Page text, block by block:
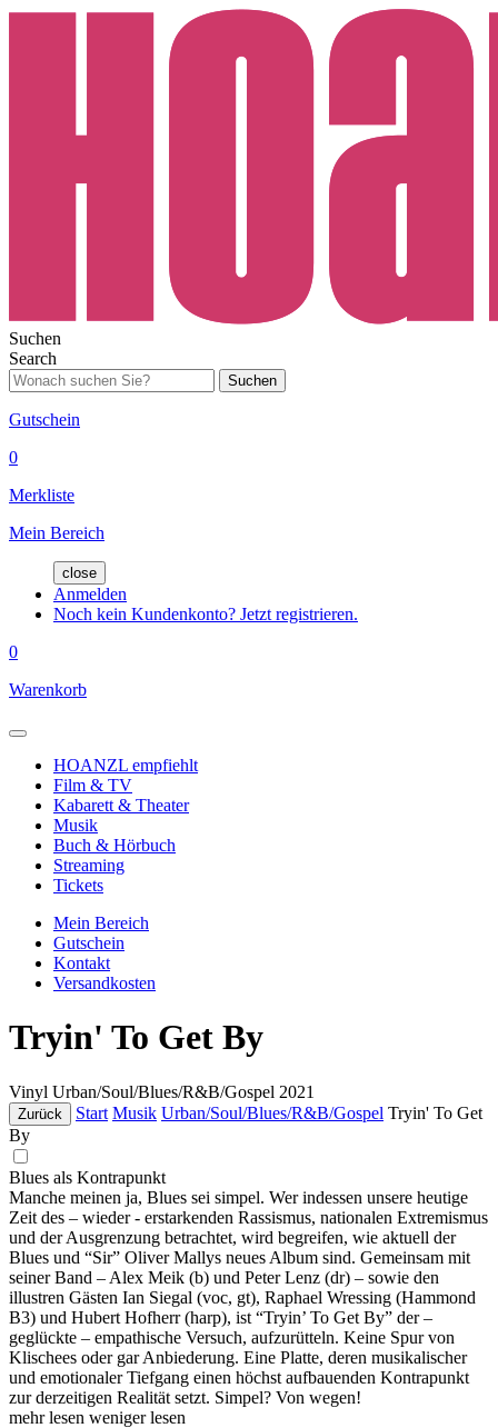
Suchen
Search
Suchen
Gutschein
0
Merkliste
Mein Bereich
close
Anmelden
Noch kein Kundenkonto? Jetzt registrieren.
0
Warenkorb
HOANZL empfiehlt
Film & TV
Kabarett & Theater
Musik
Buch & Hörbuch
Streaming
Tickets
Mein Bereich
Gutschein
Kontakt
Versandkosten
Tryin' To Get By
Vinyl Urban/Soul/Blues/R&B/Gospel 2021
Zurück Start Musik Urban/Soul/Blues/R&B/Gospel Tryin' To Get
By
Blues als Kontrapunkt
Manche meinen ja, Blues sei simpel. Wer indessen unsere heutige
Zeit des – wieder - erstarkenden Rassismus, nationalen Extremismus
und der Ausgrenzung betrachtet, wird begreifen, wie aktuell der
Blues und “Sir” Oliver Mallys neues Album sind. Gemeinsam mit
seiner Band – Alex Meik (b) und Peter Lenz (dr) – sowie den
illustren Gästen Ian Siegal (voc, gt), Raphael Wressing (Hammond
B3) und Hubert Hofherr (harp), ist “Tryin’ To Get By” der –
geglückte – empathische Versuch, aufzurütteln. Keine Spur von
Klischees oder gar Anbiederung. Eine Platte, deren musikalischer
und emotionaler Tiefgang einen höchst aufbauenden Kontrapunkt
zur derzeitigen Realität setzt. Simpel? Von wegen!
mehr lesen weniger lesen